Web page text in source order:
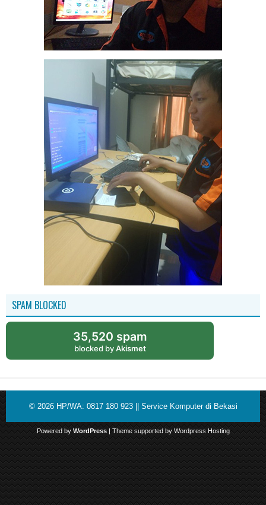
SPAM BLOCKED
35,520 spam
blocked byAkismet
© 2026 HP/WA: 0817 180 923 || Service Komputer di Bekasi
Powered by WordPress| Theme supported by Wordpress Hosting